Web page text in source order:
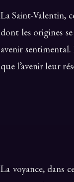
La Saint-Valentin,
dont les origines
avenir
que l’avenir leur
La voyance, dans